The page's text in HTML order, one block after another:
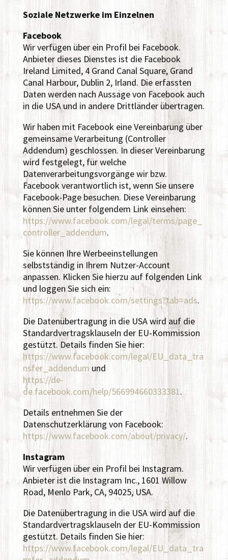
Soziale Netzwerke im Einzelnen
Facebook
Wir verfügen über ein Profil bei Facebook.
Anbieter dieses Dienstes ist die Facebook
Ireland Limited, 4 Grand Canal Square, Grand
Canal Harbour, Dublin 2, Irland. Die erfassten
Daten werden nach Aussage von Facebook auch
in die USA und in andere Drittländer übertragen.
Wir haben mit Facebook eine Vereinbarung über
gemeinsame Verarbeitung (Controller
Addendum) geschlossen. In dieser Vereinbarung
wird festgelegt, für welche
Datenverarbeitungsvorgänge wir bzw.
Facebook verantwortlich ist, wenn Sie unsere
Facebook-Page besuchen. Diese Vereinbarung
können Sie unter folgendem Link einsehen:
https://www.facebook.com/legal/terms/page_
controller_addendum.
Sie können Ihre Werbeeinstellungen
selbstständig in Ihrem Nutzer-Account
anpassen. Klicken Sie hierzu auf folgenden Link
und loggen Sie sich ein:
https://www.facebook.com/settings?tab=ads.
Die Datenübertragung in die USA wird auf die
Standardvertragsklauseln der EU-Kommission
gestützt. Details finden Sie hier:
https://www.facebook.com/legal/EU_data_tra
nsfer_addendum und
https://de-
de.facebook.com/help/566994660333381.
Details entnehmen Sie der
Datenschutzerklärung von Facebook:
https://www.facebook.com/about/privacy/.
Instagram
Wir verfügen über ein Profil bei Instagram.
Anbieter ist die Instagram Inc., 1601 Willow
Road, Menlo Park, CA, 94025, USA.
Die Datenübertragung in die USA wird auf die
Standardvertragsklauseln der EU-Kommission
gestützt. Details finden Sie hier:
https://www.facebook.com/legal/EU_data_tra